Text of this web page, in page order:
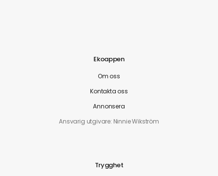
Ekoappen
Om oss
Kontakta oss
Annonsera
Ansvarig utgivare: Ninnie Wikström
Trygghet